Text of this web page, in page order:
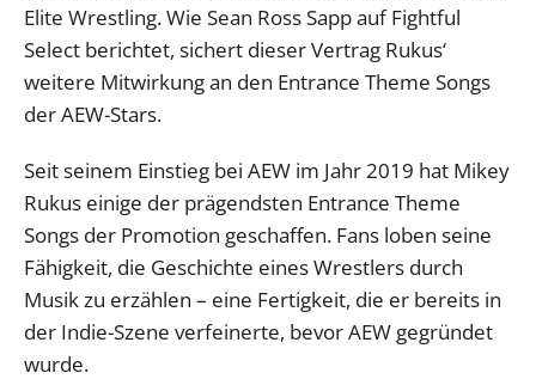
Elite Wrestling. Wie Sean Ross Sapp auf Fightful
Select berichtet, sichert dieser Vertrag Rukus‘
weitere Mitwirkung an den Entrance Theme Songs
der AEW-Stars.
Seit seinem Einstieg bei AEW im Jahr 2019 hat Mikey
Rukus einige der prägendsten Entrance Theme
Songs der Promotion geschaffen. Fans loben seine
Fähigkeit, die Geschichte eines Wrestlers durch
Musik zu erzählen – eine Fertigkeit, die er bereits in
der Indie-Szene verfeinerte, bevor AEW gegründet
wurde.